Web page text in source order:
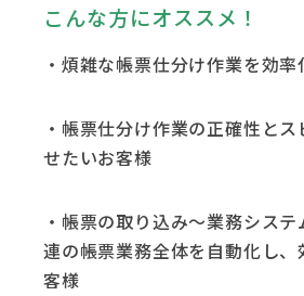
こんな方にオススメ！
・煩雑な帳票仕分け作業を効
・帳票仕分け作業の正確性と
せたいお客様
・帳票の取り込み～業務シス
連の帳票業務全体を自動化し、
客様